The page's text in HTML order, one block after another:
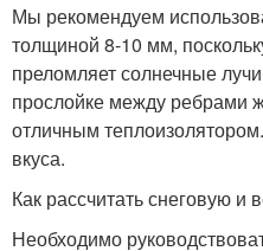
Мы рекомендуем
толщиной 8-10 мм,
преломляет солнечные
прослойке между ребрами
отличным
вкуса.
Как рассчитать снеговую и
Необходимо